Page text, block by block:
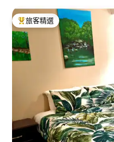
旅客精選榜首
旅客精選